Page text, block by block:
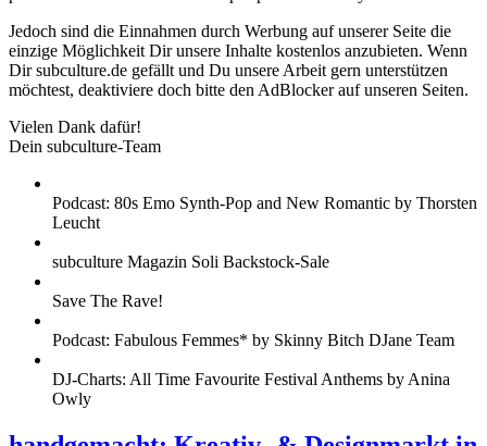
Jedoch sind die Einnahmen durch Werbung auf unserer Seite die
einzige Möglichkeit Dir unsere Inhalte kostenlos anzubieten. Wenn
Dir subculture.de gefällt und Du unsere Arbeit gern unterstützen
möchtest, deaktiviere doch bitte den AdBlocker auf unseren Seiten.
Vielen Dank dafür!
Dein subculture-Team
Podcast: 80s Emo Synth-Pop and New Romantic by Thorsten
Leucht
subculture Magazin Soli Backstock-Sale
Save The Rave!
Podcast: Fabulous Femmes* by Skinny Bitch DJane Team
DJ-Charts: All Time Favourite Festival Anthems by Anina
Owly